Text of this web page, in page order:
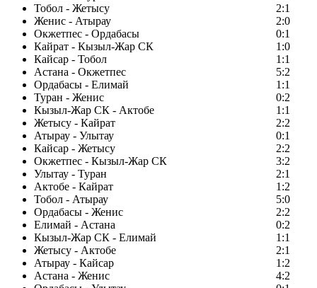
Тобол - Жетысу
2:1
Женис - Атырау
2:0
Окжетпес - Ордабасы
0:1
Кайрат - Кызыл-Жар СК
1:0
Кайсар - Тобол
1:1
Астана - Окжетпес
5:2
Ордабасы - Елимай
1:1
Туран - Женис
0:2
Кызыл-Жар СК - Актобе
1:1
Жетысу - Кайрат
2:2
Атырау - Улытау
0:1
Кайсар - Жетысу
2:2
Окжетпес - Кызыл-Жар СК
3:2
Улытау - Туран
2:1
Актобе - Кайрат
1:2
Тобол - Атырау
5:0
Ордабасы - Женис
2:2
Елимай - Астана
0:2
Кызыл-Жар СК - Елимай
1:1
Жетысу - Актобе
2:1
Атырау - Кайсар
1:2
Астана - Женис
4:2